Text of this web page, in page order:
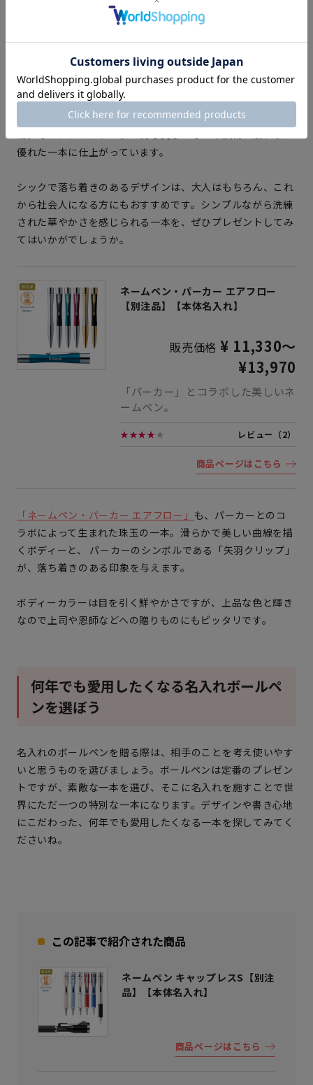
「ネームペン・パーカー プラウディは、英王室御用達の老舗
の筆記具メーカー「PARKER（パーカー）」とのコラボアイ
テムです。さらっとした書き心地は、パーカーの技術力の賜
優れた一本に仕上がっています。
シックで落ち着きのあるデザインは、大人はもちろん、これ
から社会人になる方にもおすすめです。シンプルながら洗練
された華やかさを感じられる一本を、ぜひプレゼントしてみ
てはいかがでしょうか。
ネームペン・パーカー エアフロー
【別注品】【本体名入れ】
販売価格 ¥ 11,330～
¥13,970
「パーカー」とコラボした美しいネ
ームペン。
★★★★★ レビュー（2）
商品ページはこちら
「ネームペン・パーカー エアフロー」 も、パーカーとのコ
ラボによって生まれた珠玉の一本。滑らかで美しい曲線を描
くボディーと、 パーカーのシンボルである「矢羽クリップ」
が、落ち着きのある印象を与えます。
ボディーカラーは目を引く鮮やかさですが、上品な色と輝き
なので上司や恩師などへの贈りものにもピッタリです。
何年でも愛用したくなる名入れボールペ
ンを選ぼう
名入れのボールペンを贈る際は、相手のことを考え使いやす
いと思うものを選びましょう。ボールペンは定番のプレゼン
トですが、素敵な一本を選び、そこに名入れを施すことで世
界にただ一つの特別な一本になります。デザインや書き心地
にこだわった、何年でも愛用したくなる一本を探してみてく
ださいね。
この記事で紹介された商品
ネームペン キャップレスS【別注
品】【本体名入れ】
商品ページはこちら